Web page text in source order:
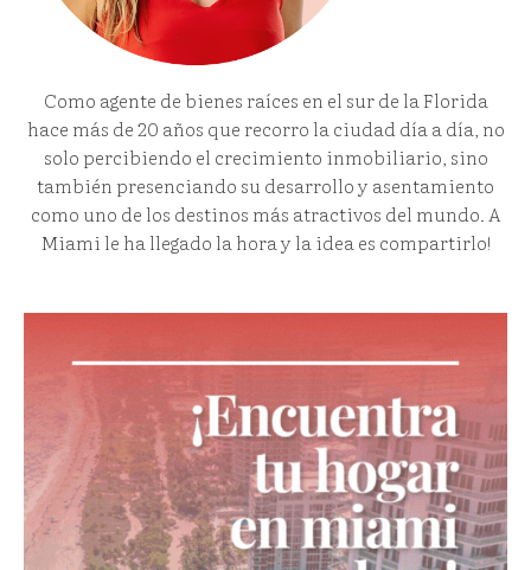
Como agente de bienes raíces en el sur de la Florida
hace más de 20 años que recorro la ciudad día a día, no
solo percibiendo el crecimiento inmobiliario, sino
también presenciando su desarrollo y asentamiento
como uno de los destinos más atractivos del mundo. A
Miami le ha llegado la hora y la idea es compartirlo!